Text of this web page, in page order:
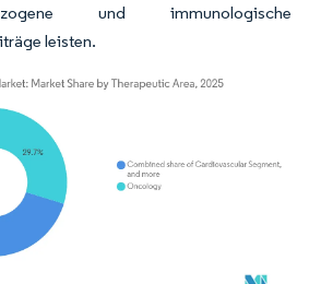
und immunologische
leisten.